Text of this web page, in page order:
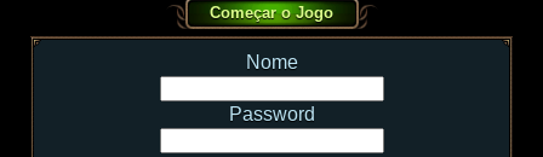
Nome
Password